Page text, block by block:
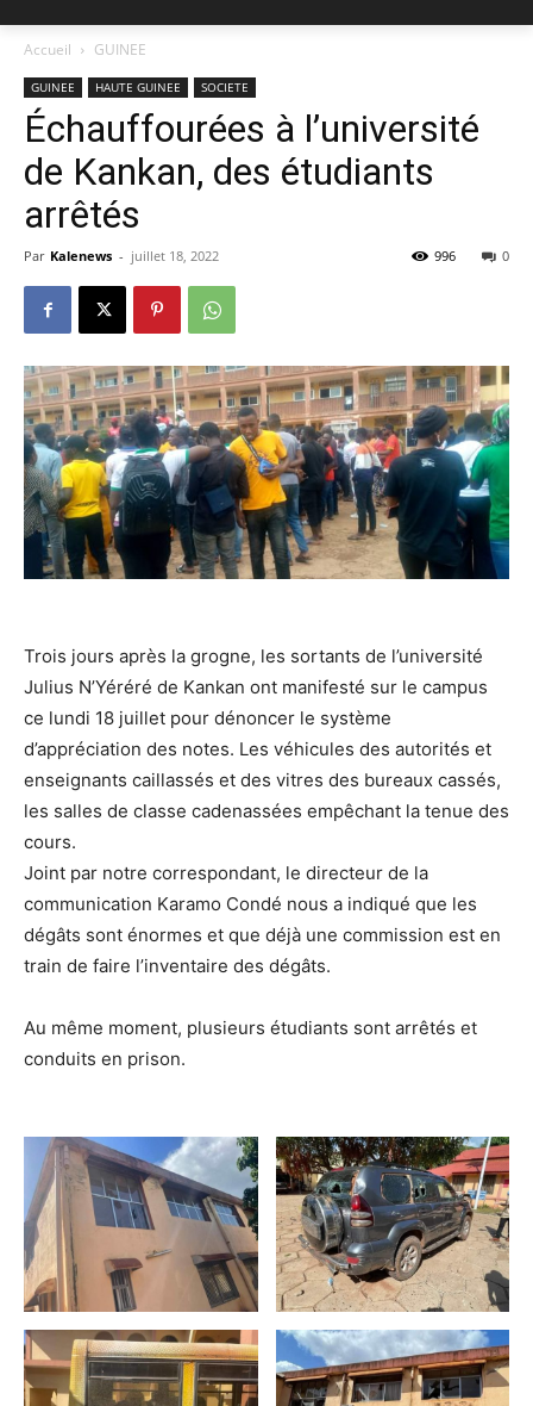
Accueil GUINEE
GUINEE HAUTE GUINEE SOCIETE
Échauffourées à l’université
de Kankan, des étudiants
arrêtés
Par Kalenews - juillet 18, 2022 0
996
Trois jours après la grogne, les sortants de l’université
Julius N’Yéréré de Kankan ont manifesté sur le campus
ce lundi 18 juillet pour dénoncer le système
d’appréciation des notes. Les véhicules des autorités et
enseignants caillassés et des vitres des bureaux cassés,
les salles de classe cadenassées empêchant la tenue des
cours.
Joint par notre correspondant, le directeur de la
communication Karamo Condé nous a indiqué que les
dégâts sont énormes et que déjà une commission est en
train de faire l’inventaire des dégâts.
Au même moment, plusieurs étudiants sont arrêtés et
conduits en prison.